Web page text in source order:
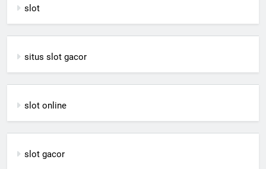
slot
situs slot gacor
slot online
slot gacor